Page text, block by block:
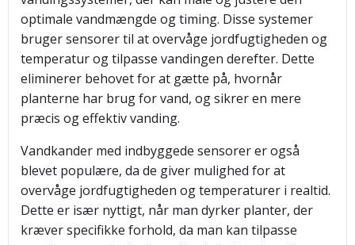
optimale vandmængde og timing. Disse systemer
bruger sensorer til at overvåge jordfugtigheden og
temperatur og tilpasse vandingen derefter. Dette
eliminerer behovet for at gætte på, hvornår
planterne har brug for vand, og sikrer en mere
præcis og effektiv vanding.
Vandkander med indbyggede sensorer er også
blevet populære, da de giver mulighed for at
overvåge jordfugtigheden og temperaturer i realtid.
Dette er især nyttigt, når man dyrker planter, der
kræver specifikke forhold, da man kan tilpasse